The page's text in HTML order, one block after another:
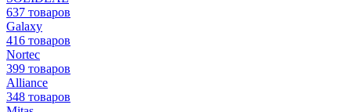
637 товаров
Galaxy
416 товаров
Nortec
399 товаров
Alliance
348 товаров